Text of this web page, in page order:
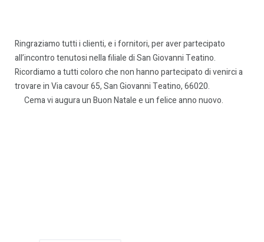
Ringraziamo tutti i clienti, e i fornitori, per aver partecipato
all’incontro tenutosi nella filiale di San Giovanni Teatino.
Ricordiamo a tutti coloro che non hanno partecipato di venirci a
trovare in Via cavour 65, San Giovanni Teatino, 66020.
Cema vi augura un Buon Natale e un felice anno nuovo.